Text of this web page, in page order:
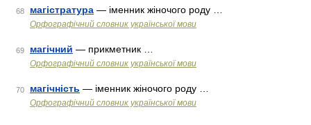
68 магістратура — іменник жіночого роду …
Орфографічний словник української мови
69 магічний — прикметник …
Орфографічний словник української мови
70 магічність — іменник жіночого роду …
Орфографічний словник української мови